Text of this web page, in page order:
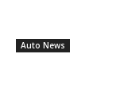
Auto News